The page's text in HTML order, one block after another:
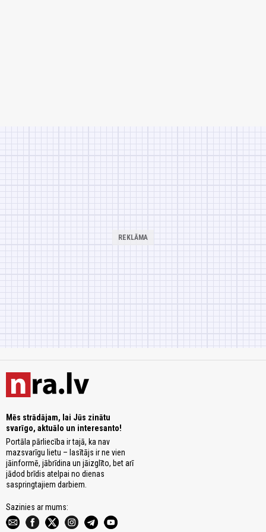
Mēs strādājam, lai Jūs zinātu
svarīgo, aktuālo un interesanto!
Portāla pārliecība ir tajā, ka nav
mazsvarīgu lietu – lasītājs ir ne vien
jāinformē, jābrīdina un jāizglīto, bet arī
jādod brīdis atelpai no dienas
saspringtajiem darbiem.
Sazinies ar mums: